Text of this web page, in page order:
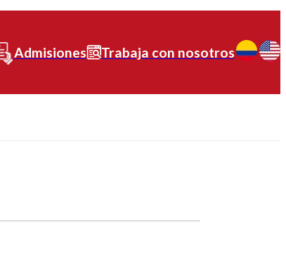
Admisiones Trabaja con nosotros